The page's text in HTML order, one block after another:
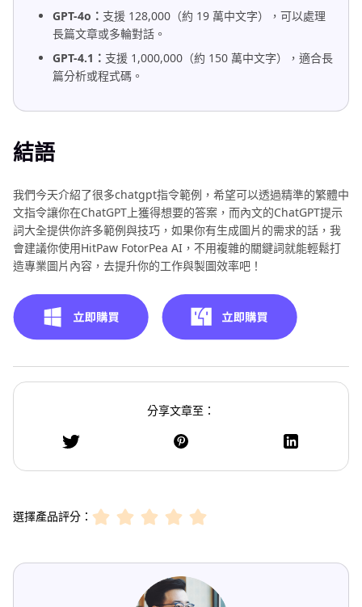
GPT-4o： 支援 128,000（約 19 萬中文字），可以處理
長篇文章或多輪對話。
GPT-4.1： 支援 1,000,000（約 150 萬中文字），適合長
篇分析或程式碼。
結語
我們今天介紹了很多chatgpt指令範例，希望可以透過精準的繁體中
文指令讓你在ChatGPT上獲得想要的答案，而內文的ChatGPT提示
詞大全提供你許多範例與技巧，如果你有生成圖片的需求的話，我
會建議你使用HitPaw FotorPea AI，不用複雜的關鍵詞就能輕鬆打
造專業圖片內容，去提升你的工作與製圖效率吧！
分享文章至：
選擇產品評分：